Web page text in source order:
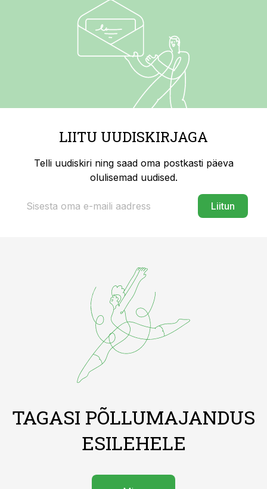
LIITU UUDISKIRJAGA
Telli uudiskiri ning saad oma postkasti päeva
olulisemad uudised.
Liitun
TAGASI PÕLLUMAJANDUS
ESILEHELE